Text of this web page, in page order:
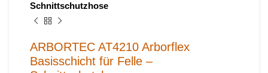
Schnittschutzhose
ARBORTEC AT4210 Arborflex
Basisschicht für Felle –